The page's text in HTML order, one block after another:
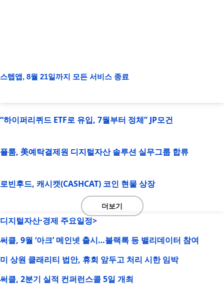
스텝앱, 8월 21일까지 모든 서비스 종료
“하이퍼리퀴드 ETF로 유입, 7월부터 정체” JP모건
플룸, 美예탁결제원 디지털자산 솔루션 실무그룹 합류
로빈후드, 캐시캣(CASHCAT) 코인 현물 상장
더보기
디지털자산·경제 주요일정>
써클, 9월 ‘아크’ 메인넷 출시…블랙록 등 밸리데이터 참여
미 상원 클래리티 법안, 휴회 앞두고 처리 시한 임박
써클, 2분기 실적 컨퍼런스콜 5일 개최